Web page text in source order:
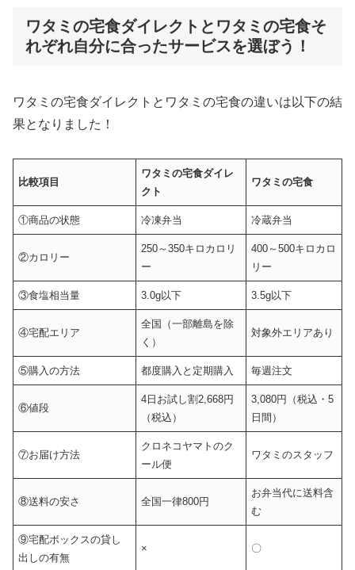
ワタミの宅食ダイレクトとワタミの宅食そ
れぞれ自分に合ったサービスを選ぼう！
ワタミの宅食ダイレクトとワタミの宅食の違いは以下の結
果となりました！
比較項目
ワタミの宅食ダイレ
クト
ワタミの宅食
①商品の状態 冷凍弁当 冷蔵弁当
②カロリー
250～350キロカロリ
ー
400～500キロカロ
リー
③食塩相当量 3.0g以下 3.5g以下
④宅配エリア
全国（一部離島を除
く）
対象外エリアあり
⑤購入の方法 都度購入と定期購入 毎週注文
⑥値段
4日お試し割2,668円
（税込）
3,080円（税込・5
日間）
⑦お届け方法
クロネコヤマトのク
ール便
ワタミのスタッフ
⑧送料の安さ 全国一律800円
お弁当代に送料含
む
⑨宅配ボックスの貸し
出しの有無
× 〇